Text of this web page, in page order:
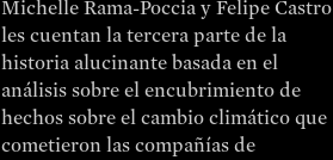
Michelle Rama-Poccia y Felipe Castro
les cuentan la tercera parte de la
historia alucinante basada en el
análisis sobre el encubrimiento de
hechos sobre el cambio climático que
cometieron las compañías de